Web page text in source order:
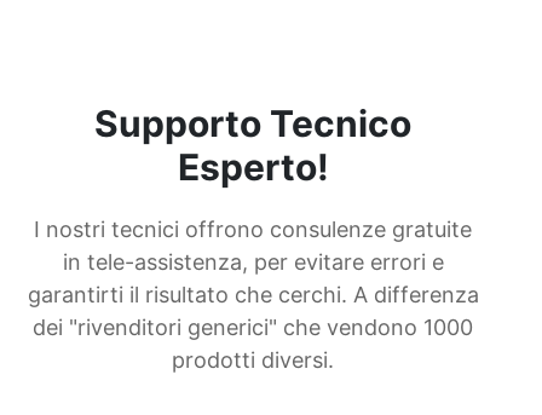
Supporto Tecnico
Esperto!
I nostri tecnici offrono consulenze gratuite
in tele-assistenza, per evitare errori e
garantirti il risultato che cerchi. A differenza
dei "rivenditori generici" che vendono 1000
prodotti diversi.